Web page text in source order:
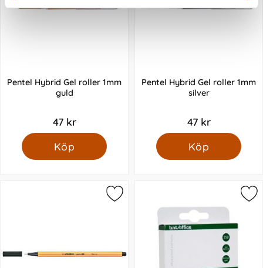
Pentel Hybrid Gel roller 1mm
guld
47 kr
Köp
Pentel Hybrid Gel roller 1mm
silver
47 kr
Köp